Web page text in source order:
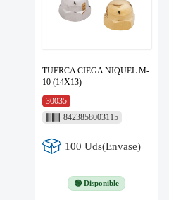
TUERCA CIEGA NIQUEL M-
10 (14X13)
30035
8423858003115
100 Uds(Envase)
🟢 Disponible